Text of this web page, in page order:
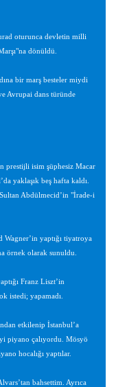
oturunca devletin milli
dönüldü.
bir marş besteler miydi
Avrupai dans türünde
prestijli isim şüphesiz Macar
yaklaşık beş hafta kaldı.
Abdülmecid’in "İrade-i
Wagner’in yaptığı tiyatroya
örnek olarak sunuldu.
Franz Liszt’in
istedi; yapamadı.
etkilenip İstanbul’a
piyano çalıyordu. Mösyö
hocalığı yaptılar.
bahsettim. Ayrıca